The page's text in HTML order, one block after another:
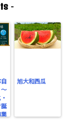
-
自
～
誕
業
旭大和西瓜